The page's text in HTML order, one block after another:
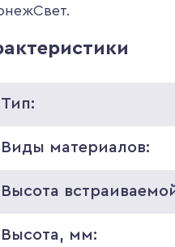
Тип:
Виды материалов:
Высота
Высота, мм: